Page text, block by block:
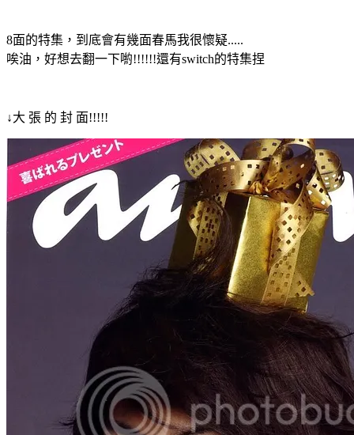
8面的特集，到底會有幾面春馬我很懷疑.....
唉油，好想去翻一下喲!!!!!!還有switch的特集捏
↓大 張 的 封 面!!!!!